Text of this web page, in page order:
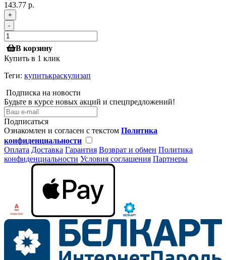
143.77 р.
+
-
В корзину
Купить в 1 клик
Теги: купитькраскулизап
Подписка на новости
Будьте в курсе новых акций и спецпредложений!
Подписаться
Ознакомлен и согласен с текстом Политика
конфиденциальности
Оплата Доставка Гарантия Возврат и обмен Политика
конфиденциальности Условия соглашения Партнеры